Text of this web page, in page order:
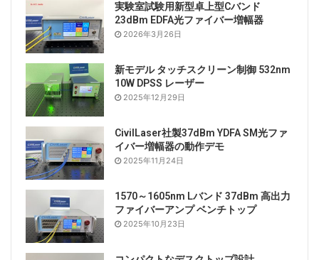
実験室試験用新型卓上型Cバンド
23dBm EDFA光ファイバー増幅器
2026年3月26日
新モデル タッチスクリーン制御 532nm
10W DPSS レーザー
2025年12月29日
CivilLaser社製37dBm YDFA SM光ファ
イバー増幅器の動作デモ
2025年11月24日
1570～1605nm Lバンド 37dBm 高出力
ファイバーアンプ ベンチトップ
2025年10月23日